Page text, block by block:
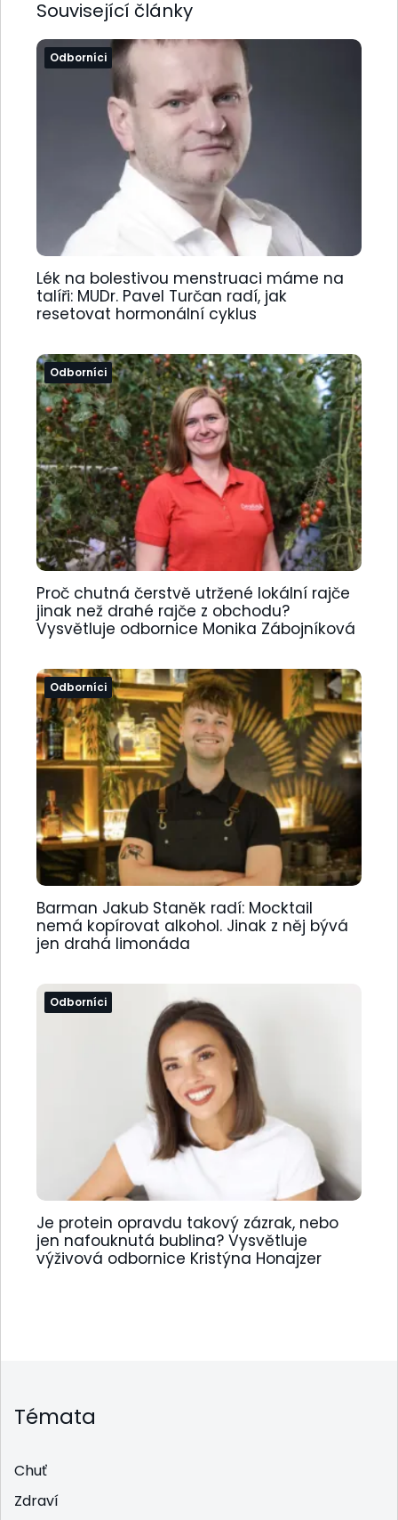
Související články
Odborníci
Lék na bolestivou menstruaci máme na
talíři: MUDr. Pavel Turčan radí, jak
resetovat hormonální cyklus
Odborníci
Proč chutná čerstvě utržené lokální rajče
jinak než drahé rajče z obchodu?
Vysvětluje odbornice Monika Zábojníková
Odborníci
Barman Jakub Staněk radí: Mocktail
nemá kopírovat alkohol. Jinak z něj bývá
jen drahá limonáda
Odborníci
Je protein opravdu takový zázrak, nebo
jen nafouknutá bublina? Vysvětluje
výživová odbornice Kristýna Honajzer
Témata
Chuť
Zdraví